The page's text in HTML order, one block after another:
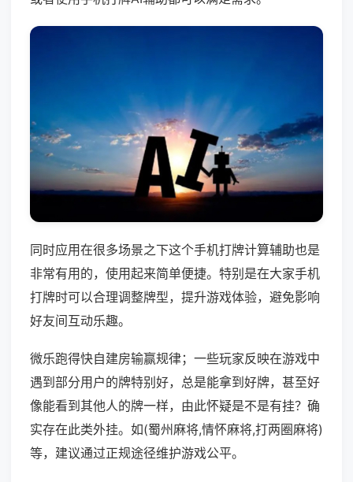
同时应用在很多场景之下这个手机打牌计算辅助也是
非常有用的，使用起来简单便捷。特别是在大家手机
打牌时可以合理调整牌型，提升游戏体验，避免影响
好友间互动乐趣。
微乐跑得快自建房输赢规律；一些玩家反映在游戏中
遇到部分用户的牌特别好，总是能拿到好牌，甚至好
像能看到其他人的牌一样，由此怀疑是不是有挂？确
实存在此类外挂。如(蜀州麻将,情怀麻将,打两圈麻将)
等，建议通过正规途径维护游戏公平。